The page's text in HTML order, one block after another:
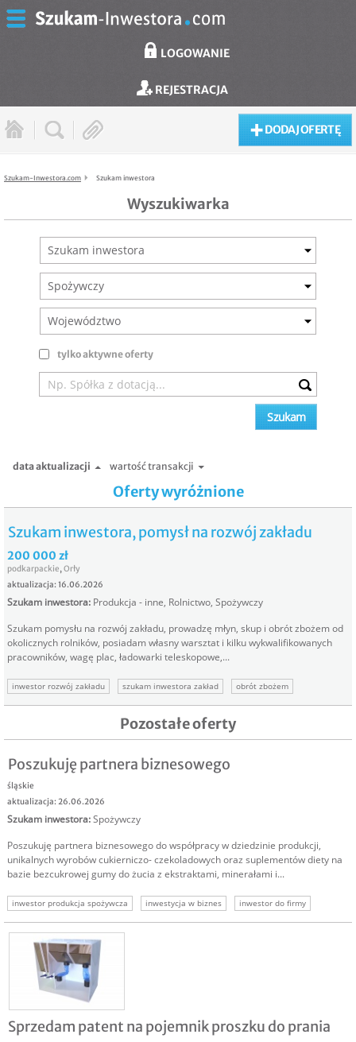
LOGOWANIE
REJESTRACJA
DODAJ OFERTĘ
Szukam-Inwestora.com Szukam inwestora
Wyszukiwarka
Szukam inwestora
Spożywczy
Województwo
tylko aktywne oferty
data aktualizacji wartość transakcji
Oferty wyróżnione
Szukam inwestora, pomysł na rozwój zakładu
200 000 zł
podkarpackie,Orły
aktualizacja: 16.06.2026
Szukam inwestora: Produkcja - inne, Rolnictwo, Spożywczy
Szukam pomysłu na rozwój zakładu, prowadzę młyn, skup i obrót zbożem od
okolicznych rolników, posiadam własny warsztat i kilku wykwalifikowanych
pracowników, wagę plac, ładowarki teleskopowe,...
inwestor rozwój zakładu szukam inwestora zakład obrót zbożem
Pozostałe oferty
Poszukuję partnera biznesowego
śląskie
aktualizacja: 26.06.2026
Szukam inwestora:Spożywczy
Poszukuję partnera biznesowego do współpracy w dziedzinie produkcji,
unikalnych wyrobów cukierniczo- czekoladowych oraz suplementów diety na
bazie bezcukrowej gumy do żucia z ekstraktami, minerałami i...
inwestor produkcja spożywcza inwestycja w biznes
inwestor do firmy
szukam inwestora
Sprzedam patent na pojemnik proszku do prania